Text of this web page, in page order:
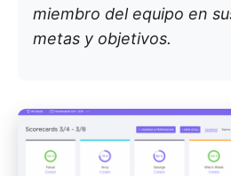
miembro del equipo en
metas y objetivos.